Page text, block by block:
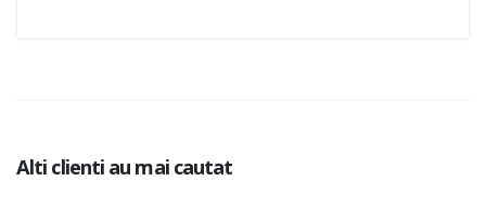
Alti clienti au mai cautat